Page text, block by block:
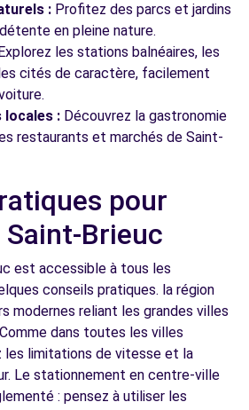
: Profitez des parcs et jardins
en pleine nature.
les stations balnéaires, les
cités de caractère, facilement
locales : Découvrez la gastronomie
restaurants et marchés de Saint-
pour
Brieuc
est accessible à tous les
conseils pratiques. la région
modernes reliant les grandes villes
dans toutes les villes
les limitations de vitesse et la
Le stationnement en centre-ville
: pensez à utiliser les